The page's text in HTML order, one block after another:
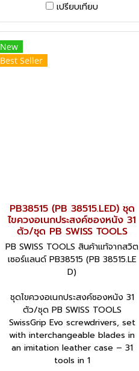
เปรียบเทียบ
New
Best Seller
PB38515 (PB 38515.LED) ชุด
ไขควงอเนกประสงค์ซองหนัง 31
ตัว/ชุด PB SWISS TOOLS
PB SWISS TOOLS สินค้าแท้จากสวิต
เซอร์แลนด์ PB38515 (PB 38515.LE
D)
ชุดไขควงอเนกประสงค์ซองหนัง 31
ตัว/ชุด PB SWISS TOOLS
SwissGrip Evo screwdrivers, set
with interchangeable blades in
an imitation leather case – 31
tools in 1